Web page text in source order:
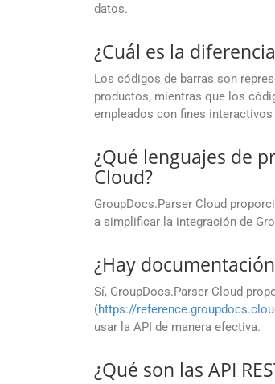
datos.
¿Cuál es la
Los códigos de barras son
productos, mientras que los
empleados con fines
¿Qué lenguajes de
Cloud?
GroupDocs.Parser Cloud
a simplificar la integración de
¿Hay
Sí, GroupDocs.Parser Cloud
(https://
usar la API de manera efectiva.
¿Qué son las API